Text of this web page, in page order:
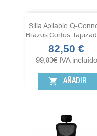
Silla Apilable Q-
Brazos Cortos
Precio
82,50 €
99,83€ IVA incluído
shopping_cart AÑADIR